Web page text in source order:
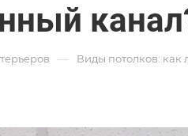
— Виды потолков: как